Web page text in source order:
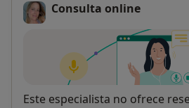
Consulta online
Disponibilidad
Este especialista no ofrece